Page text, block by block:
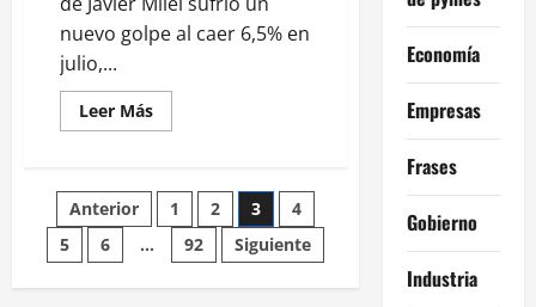
nuevo golpe al caer 6,5% en
julio,...
Leer MásLeer
más
en
Gobierno
de
Milei
6,5%
Paginación
de
Anterior 1 2 3
4
5
6 … 92 Siguiente
Economía
Empresas
Frases
Gobierno
Industria